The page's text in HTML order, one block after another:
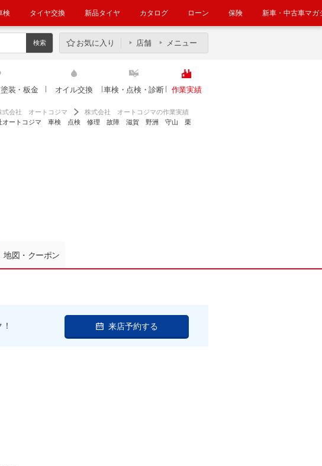
検 タイヤ交換 新品タイヤ カタログ ローン 保険 新車・中古車マガ
お気に入り 店舗 メニュー
装・板金 オイル交換 車検・点検・診断 作業実績
式会社 オートコジマ
株式会社 オートコジマの作業実績
社オートコジマ 車検 点検 修理 故障 滋賀 野洲 守山 栗
地図・クーポン
来店予約する